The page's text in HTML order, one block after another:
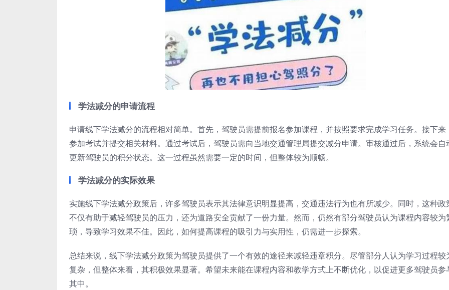
学法减分的申请流程
申请线下学法减分的流程相对简单。首先，驾驶员需提前报名参加课程，并按照要求完成学习任务。接下来
参加考试并提交相关材料。通过考试后，驾驶员需向当地交通管理局提交减分申请。审核通过后，系统会自
更新驾驶员的积分状态。这一过程虽然需要一定的时间，但整体较为顺畅。
学法减分的实际效果
实施线下学法减分政策后，许多驾驶员表示其法律意识明显提高，交通违法行为也有所减少。同时，这种政
不仅有助于减轻驾驶员的压力，还为道路安全贡献了一份力量。然而，仍然有部分驾驶员认为课程内容较为
琐，导致学习效果不佳。因此，如何提高课程的吸引力与实用性，仍需进一步探索。
总结来说，线下学法减分政策为驾驶员提供了一个有效的途径来减轻违章积分。尽管部分人认为学习过程较
复杂，但整体来看，其积极效果显著。希望未来能在课程内容和教学方式上不断优化，以促进更多驾驶员参
其中。